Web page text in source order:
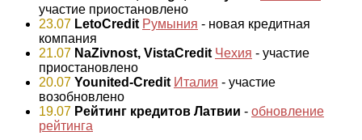
участие приостановлено
23.07 LetoCredit Румыния - новая кредитная
компания
21.07 NaZivnost, VistaCredit Чехия - участие
приостановлено
20.07 Younited-Credit Италия - участие
возобновлено
19.07 Рейтинг кредитов Латвии - обновление
рейтинга